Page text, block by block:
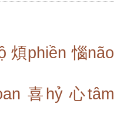
煩phiền 惱não
喜hỷ 心tâm